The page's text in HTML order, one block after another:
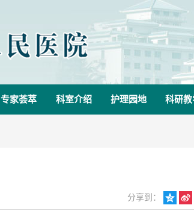
专家荟萃 科室介绍 护理园地 科研教
分享到：  